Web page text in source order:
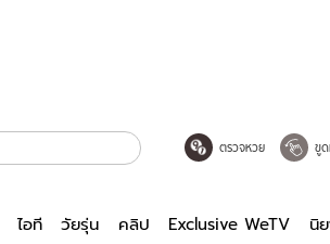
ตรวจหวย ขูด
ไอที วัยรุ่น คลิป Exclusive WeTV นิ